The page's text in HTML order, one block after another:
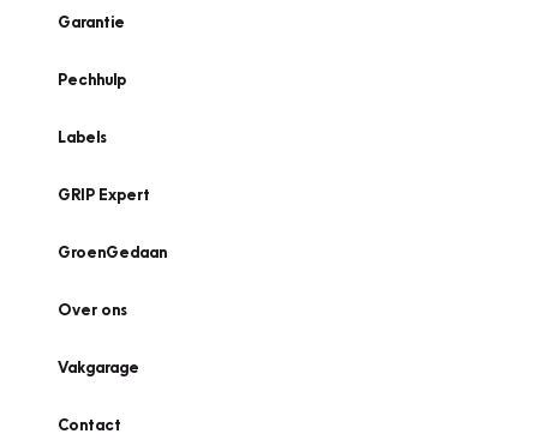
Garantie
Pechhulp
Labels
GRIP Expert
GroenGedaan
Over ons
Vakgarage
Contact